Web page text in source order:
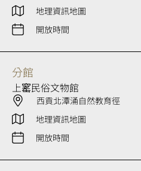
地理資訊地圖
開放時間
分館
上窰民俗文物館
西貢北潭涌自然教育徑
地理資訊地圖
開放時間